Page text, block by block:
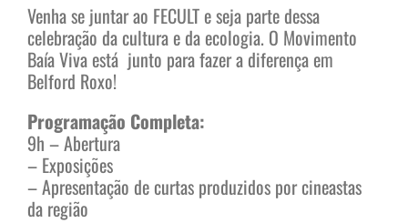
Venha se juntar ao FECULT e seja parte dessa
celebração da cultura e da ecologia. O Movimento
Baía Viva está junto para fazer a diferença em
Belford Roxo!
Programação Completa:
9h – Abertura
– Exposições
– Apresentação de curtas produzidos por cineastas
da região